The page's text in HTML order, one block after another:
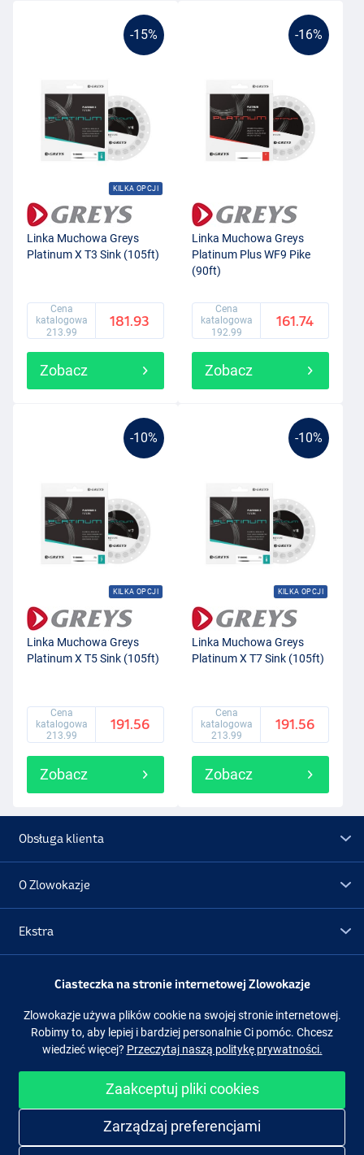
-15%
KILKA OPCJI
Linka Muchowa Greys
Platinum X T3 Sink (105ft)
Cena
katalogowa
213.99
181.93
Zobacz
-16%
Linka Muchowa Greys
Platinum Plus WF9 Pike
(90ft)
Cena
katalogowa
192.99
161.74
Zobacz
-10%
KILKA OPCJI
Linka Muchowa Greys
Platinum X T5 Sink (105ft)
Cena
katalogowa
213.99
191.56
Zobacz
-10%
KILKA OPCJI
Linka Muchowa Greys
Platinum X T7 Sink (105ft)
Cena
katalogowa
213.99
191.56
Zobacz
Obsługa klienta
O Zlowokazje
Ekstra
Promocje
Obserwuj nas Facebook Instagram
Ciasteczka na stronie internetowej Zlowokazje
Zlowokazje używa plików cookie na swojej stronie internetowej.
Robimy to, aby lepiej i bardziej personalnie Ci pomóc. Chcesz
wiedzieć więcej? Przeczytaj naszą politykę prywatności.
Zaakceptuj pliki cookies
Zarządzaj preferencjami